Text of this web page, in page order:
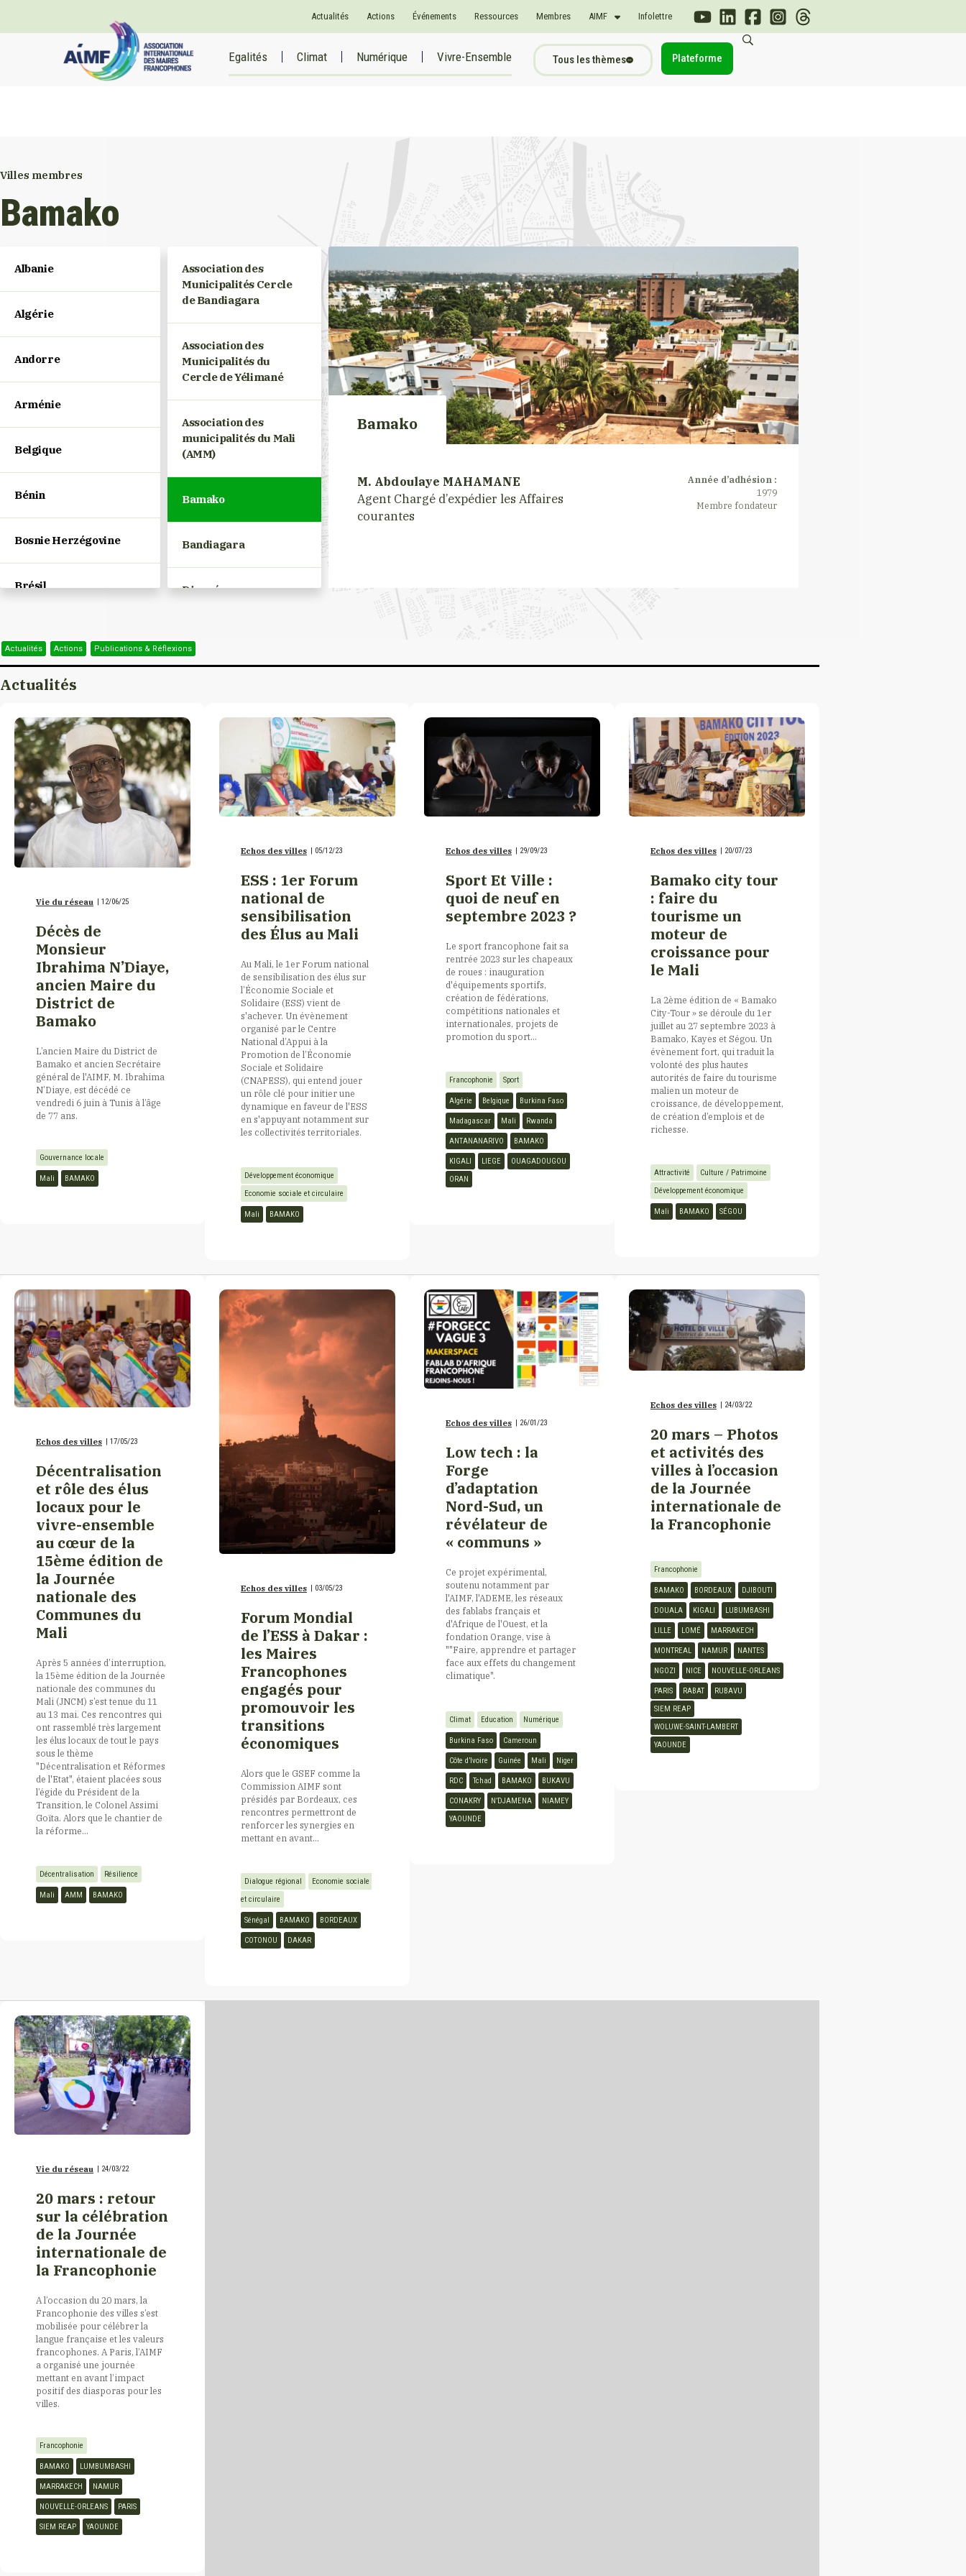
Actualités Actions Événements Ressources Membres AIMF Infolettre
Egalités Climat Numérique Vivre-Ensemble Tous les thèmes Plateforme
Villes membres
Bamako
Albanie
Algérie
Andorre
Arménie
Belgique
Bénin
Bosnie Herzégovine
Brésil
Burkina Faso
Burundi
Cambodge
Cameroun
Canada
Canada/Nouveau-
Canada/Québec
Cap Vert
Centrafrique
Comores
Côte d’Ivoire
Etats-Unis
France
Géorgie
Guinée
Haïti
Italie
Kurdistan
Laos
Liban
Libye
Luxembourg
Madagascar
Maurice
Mauritanie
Moldavie
Niger
RDC
République de
Macédoine du Nord
Roumanie
Sénégal
Seychelles
Association des
Municipalités Cercle
de Bandiagara
Association des
Municipalités du
Cercle de Yélimané
Association des
municipalités du Mali
(AMM)
Bamako
Bandiagara
Djenné
Mopti
Ségou
Sikasso
Tombouctou
Bamako
M. Abdoulaye MAHAMANE
Agent Chargé d’expédier les Affaires
courantes
Année d’adhésion :
1979
Membre fondateur
Actualités Actions Publications & Réflexions
Actualités
Vie du réseau | 12/06/25
Décès de
Monsieur
Ibrahima N’Diaye,
ancien Maire du
District de
Bamako
L’ancien Maire du District de
Bamako et ancien Secrétaire
général de l'AIMF, M. Ibrahima
N’Diaye, est décédé ce
vendredi 6 juin à Tunis à l’âge
de 77 ans.
Gouvernance locale
Mali BAMAKO
Echos des villes | 05/12/23
ESS : 1er Forum
national de
sensibilisation
des Élus au Mali
Au Mali, le 1er Forum national
de sensibilisation des élus sur
l’Économie Sociale et
Solidaire (ESS) vient de
s'achever. Un évènement
organisé par le Centre
National d’Appui à la
Promotion de l’Économie
Sociale et Solidaire
(CNAPESS), qui entend jouer
un rôle clé pour initier une
dynamique en faveur de l'ESS
en s'appuyant notamment sur
les collectivités territoriales.
Développement économique
Economie sociale et circulaire
Mali BAMAKO
Echos des villes | 29/09/23
Sport Et Ville :
quoi de neuf en
septembre 2023 ?
Le sport francophone fait sa
rentrée 2023 sur les chapeaux
de roues : inauguration
d'équipements sportifs,
création de fédérations,
compétitions nationales et
internationales, projets de
promotion du sport...
Francophonie Sport
Algérie Belgique Burkina Faso
Madagascar Mali Rwanda
ANTANANARIVO BAMAKO
KIGALI LIEGE
OUAGADOUGOU
ORAN
Echos des villes | 20/07/23
Bamako city tour
: faire du
tourisme un
moteur de
croissance pour
le Mali
La 2ème édition de « Bamako
City-Tour » se déroule du 1er
juillet au 27 septembre 2023 à
Bamako, Kayes et Ségou. Un
évènement fort, qui traduit la
volonté des plus hautes
autorités de faire du tourisme
malien un moteur de
croissance, de développement,
de création d’emplois et de
richesse.
Attractivité
Culture / Patrimoine
Développement économique
Mali BAMAKO SÉGOU
Echos des villes | 17/05/23
Décentralisation
et rôle des élus
locaux pour le
vivre-ensemble
au cœur de la
15ème édition de
la Journée
nationale des
Communes du
Mali
Après 5 années d’interruption,
la 15ème édition de la Journée
nationale des communes du
Mali (JNCM) s’est tenue du 11
au 13 mai. Ces rencontres qui
ont rassemblé très largement
les élus locaux de tout le pays
sous le thème
"Décentralisation et Réformes
de l'Etat", étaient placées sous
l’égide du Président de la
Transition, le Colonel Assimi
Goïta. Alors que le chantier de
la réforme...
Décentralisation Résilience
Mali AMM BAMAKO
Echos des villes | 03/05/23
Forum Mondial
de l’ESS à Dakar :
les Maires
Francophones
engagés pour
promouvoir les
transitions
économiques
Alors que le GSEF comme la
Commission AIMF sont
présidés par Bordeaux, ces
rencontres permettront de
renforcer les synergies en
mettant en avant...
Dialogue régional
Economie sociale
et circulaire
Sénégal BAMAKO BORDEAUX
COTONOU DAKAR
Echos des villes 26/01/23
Low tech : la
Forge
d’adaptation
Nord-Sud, un
révélateur de
« communs »
Ce projet expérimental,
soutenu notamment par
l'AIMF, l'ADEME, les réseaux
des fablabs français et
d'Afrique de l'Ouest, et la
fondation Orange, vise à
""Faire, apprendre et partager
face aux effets du changement
climatique".
Climat Education Numérique
Burkina Faso Cameroun
Côte d’Ivoire Guinée Mali Niger
RDC Tchad BAMAKO BUKAVU
CONAKRY N’DJAMENA
NIAMEY
YAOUNDE
Echos des villes 24/03/22
20 mars – Photos
et activités des
villes à l’occasion
de la Journée
internationale de
la Francophonie
Francophonie
BAMAKO BORDEAUX DJIBOUTI
DOUALA KIGALI LUBUMBASHI
LILLE LOMÉ MARRAKECH
MONTREAL NAMUR NANTES
NGOZI NICE NOUVELLE-ORLEANS
PARIS RABAT
RUBAVU
SIEM REAP
WOLUWE-SAINT-LAMBERT
YAOUNDE
Vie du réseau | 24/03/22
20 mars : retour
sur la célébration
de la Journée
internationale de
la Francophonie
A l’occasion du 20 mars, la
Francophonie des villes s’est
mobilisée pour célébrer la
langue française et les valeurs
francophones. A Paris, l’AIMF
a organisé une journée
mettant en avant l’impact
positif des diasporas pour les
villes.
Francophonie
BAMAKO LUMBUMBASHI
MARRAKECH NAMUR
NOUVELLE-ORLEANS PARIS
SIEM REAP YAOUNDE